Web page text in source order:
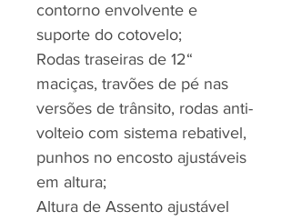
contorno envolvente e
suporte do cotovelo;
Rodas traseiras de 12“
maciças, travões de pé nas
versões de trânsito, rodas anti-
volteio com sistema rebativel,
punhos no encosto ajustáveis
em altura;
Altura de Assento ajustável